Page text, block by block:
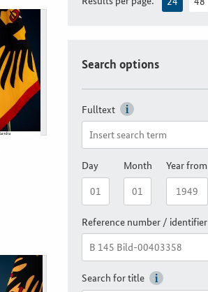
Search options
Fulltext
Day Month Year from
Reference number / identifier
Search for title